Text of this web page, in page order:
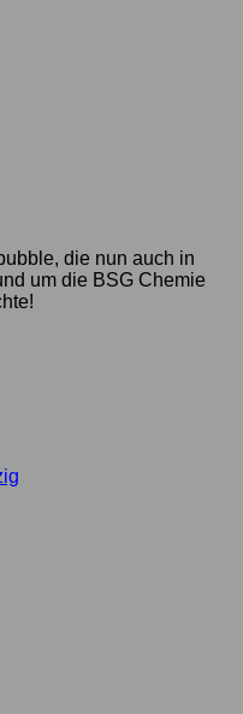
die nun auch in
um die BSG Chemie